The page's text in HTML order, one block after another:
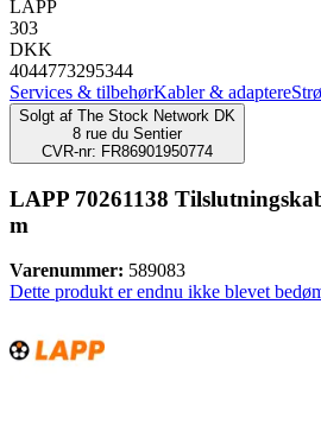
LAPP
303
DKK
4044773295344
Services & tilbehørKabler & adaptere
Solgt af The Stock Network DK
8 rue du Sentier
CVR-nr: FR86901950774
LAPP 70261138
m
Varenummer: 589083
Dette produkt er endnu ikke blevet